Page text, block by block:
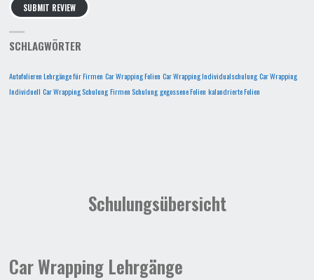
SUBMIT REVIEW
SCHLAGWÖRTER
Autofolieren Lehrgänge für Firmen Car Wrapping Folien Car Wrapping Individualschulung Car Wrapping
Individuell Car Wrapping Schulung Firmen Schulung gegossene Folien kalandrierte Folien
Schulungsübersicht
Car Wrapping Lehrgänge